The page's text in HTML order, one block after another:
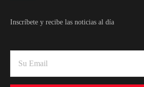
Inscríbete y recibe las noticias al día